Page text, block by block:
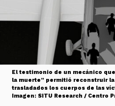
El testimonio de un mecánico
la muerte” permitió reconstruir
trasladados los cuerpos de las
Imagen: SITU Research / Centro